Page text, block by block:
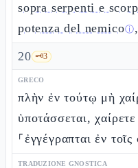
sopra serpenti e
potenza del nemicoⓘ
20 🗝️3
GRECO
πλὴν ἐν τούτῳ μὴ
ὑποτάσσεται,
⸀ἐγγέγραπται ἐν τοῖς
TRADUZIONE GNOSTICA